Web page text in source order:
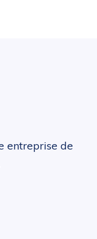
entreprise de